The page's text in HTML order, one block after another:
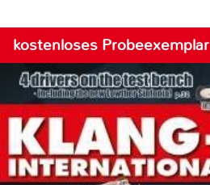
kostenloses Probeexemplar